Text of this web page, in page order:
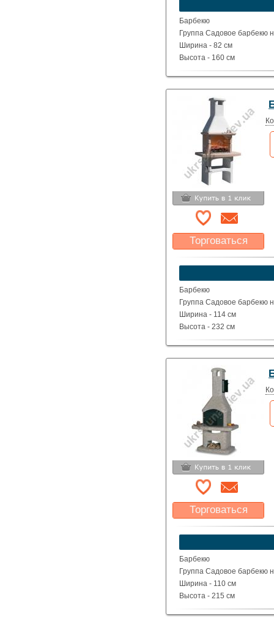
Указать цену
Барбекю
Группа Садовое барбекю
Ширина - 82 см
Высота - 160 см
Глубина - 60 см
Торговаться
Какая цена Вас
устроит?
Указать цену
Барбекю
Группа Садовое барбекю
Ширина - 114 см
Высота - 232 см
Глубина - 71 см
Торговаться
Какая цена Вас
устроит?
Указать цену
Барбекю
Группа Садовое барбекю
Ширина - 110 см
Высота - 215 см
Глубина - 73 см